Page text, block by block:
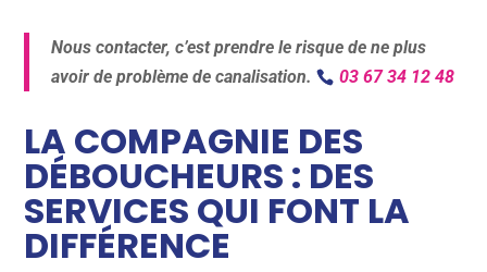
Nous contacter, c’est prendre le risque de ne plus
avoir de problème de canalisation.
03 67 34 12 48
LA COMPAGNIE DES
DÉBOUCHEURS : DES
SERVICES QUI FONT LA
DIFFÉRENCE